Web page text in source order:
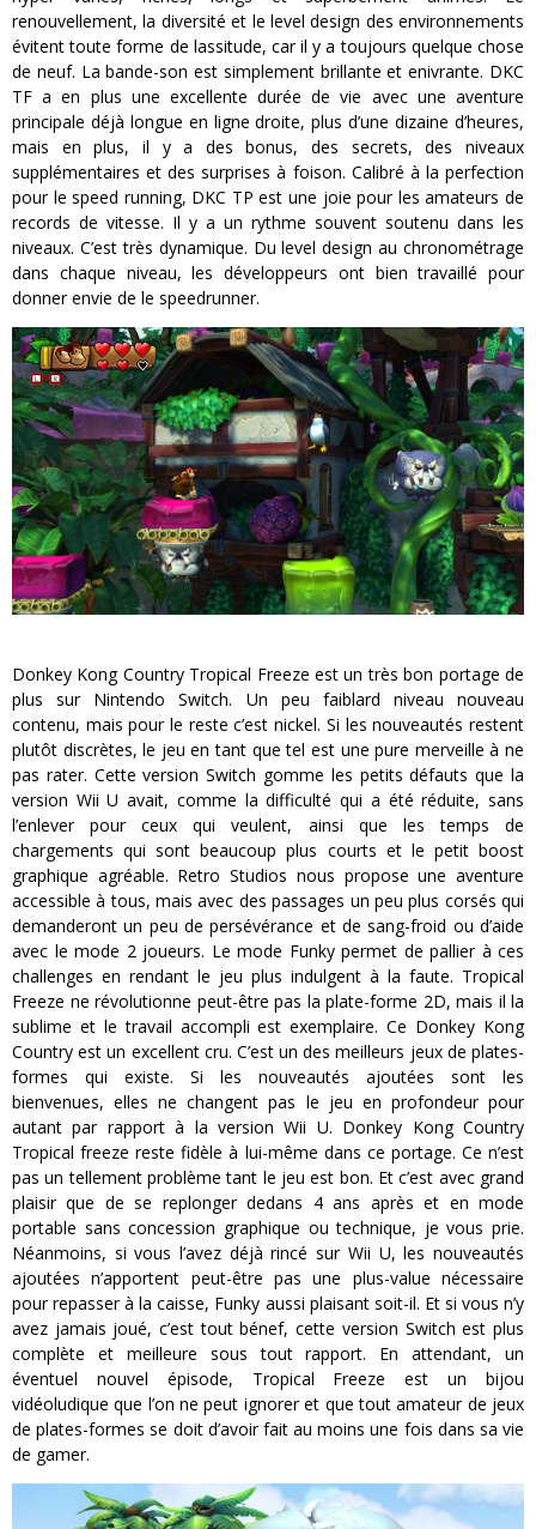
renouvellement, la diversité et le level design des environnements
évitent toute forme de lassitude, car il y a toujours quelque chose
de neuf. La bande-son est simplement brillante et enivrante. DKC
TF a en plus une excellente durée de vie avec une aventure
principale déjà longue en ligne droite, plus d’une dizaine d’heures,
mais en plus, il y a des bonus, des secrets, des niveaux
supplémentaires et des surprises à foison. Calibré à la perfection
pour le speed running, DKC TP est une joie pour les amateurs de
records de vitesse. Il y a un rythme souvent soutenu dans les
niveaux. C’est très dynamique. Du level design au chronométrage
dans chaque niveau, les développeurs ont bien travaillé pour
donner envie de le speedrunner.
Donkey Kong Country Tropical Freeze est un très bon portage de
plus sur Nintendo Switch. Un peu faiblard niveau nouveau
contenu, mais pour le reste c’est nickel. Si les nouveautés restent
plutôt discrètes, le jeu en tant que tel est une pure merveille à ne
pas rater. Cette version Switch gomme les petits défauts que la
version Wii U avait, comme la difficulté qui a été réduite, sans
l’enlever pour ceux qui veulent, ainsi que les temps de
chargements qui sont beaucoup plus courts et le petit boost
graphique agréable. Retro Studios nous propose une aventure
accessible à tous, mais avec des passages un peu plus corsés qui
demanderont un peu de persévérance et de sang-froid ou d’aide
avec le mode 2 joueurs. Le mode Funky permet de pallier à ces
challenges en rendant le jeu plus indulgent à la faute. Tropical
Freeze ne révolutionne peut-être pas la plate-forme 2D, mais il la
sublime et le travail accompli est exemplaire. Ce Donkey Kong
Country est un excellent cru. C’est un des meilleurs jeux de plates-
formes qui existe. Si les nouveautés ajoutées sont les
bienvenues, elles ne changent pas le jeu en profondeur pour
autant par rapport à la version Wii U. Donkey Kong Country
Tropical freeze reste fidèle à lui-même dans ce portage. Ce n’est
pas un tellement problème tant le jeu est bon. Et c’est avec grand
plaisir que de se replonger dedans 4 ans après et en mode
portable sans concession graphique ou technique, je vous prie.
Néanmoins, si vous l’avez déjà rincé sur Wii U, les nouveautés
ajoutées n’apportent peut-être pas une plus-value nécessaire
pour repasser à la caisse, Funky aussi plaisant soit-il. Et si vous n’y
avez jamais joué, c’est tout bénef, cette version Switch est plus
complète et meilleure sous tout rapport. En attendant, un
éventuel nouvel épisode, Tropical Freeze est un bijou
vidéoludique que l’on ne peut ignorer et que tout amateur de jeux
de plates-formes se doit d’avoir fait au moins une fois dans sa vie
de gamer.